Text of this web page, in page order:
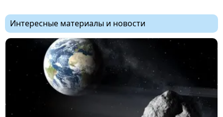
Интересные материалы и новости